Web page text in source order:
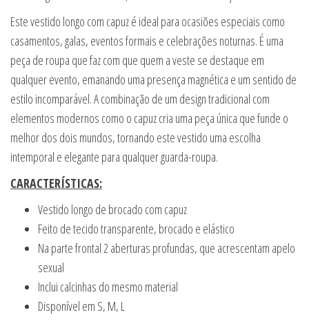
Este vestido longo com capuz é ideal para ocasiões especiais como
casamentos, galas, eventos formais e celebrações noturnas. É uma
peça de roupa que faz com que quem a veste se destaque em
qualquer evento, emanando uma presença magnética e um sentido de
estilo incomparável. A combinação de um design tradicional com
elementos modernos como o capuz cria uma peça única que funde o
melhor dos dois mundos, tornando este vestido uma escolha
intemporal e elegante para qualquer guarda-roupa.
CARACTERÍSTICAS:
Vestido longo de brocado com capuz
Feito de tecido transparente, brocado e elástico
Na parte frontal 2 aberturas profundas, que acrescentam apelo
sexual
Inclui calcinhas do mesmo material
Disponível em S, M, L